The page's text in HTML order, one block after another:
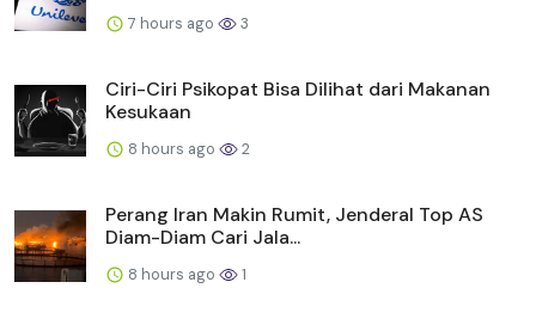
7 hours ago 3
Ciri-Ciri Psikopat Bisa Dilihat dari Makanan
Kesukaan
8 hours ago 2
Perang Iran Makin Rumit, Jenderal Top AS
Diam-Diam Cari Jala...
8 hours ago 1